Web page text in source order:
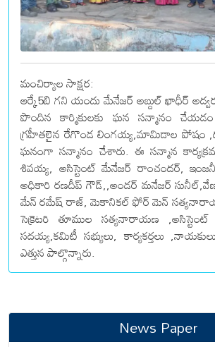
మంచిర్యాల సాక్షర:
ఆర్కే5బి గని యందు మేనేజర్ అబ్దుల్ ఖాధీర్
పొందిన కార్మికులకు ఘన సన్మానం
గ్రహీతలైన రేగొండ లింగయ్య,మామిడాల పోషం
ఘనంగా సన్మానం చేశారు. ఈ సన్మాన
శివయ్య, అసిస్టెంట్ మేనేజర్ రాంచందర్,
అధికారి రణదీప్ గౌడ్,,అండర్ మనేజర్
మేన్ రమేష్ రాజ్, మెకానికల్ ఫోర్ మెన్
సెక్రెటరి తూముల సత్యనారాయణ ,అసిస్టెంట్
సదయ్య,కమిటీ సభ్యులు, కార్యకర్తలు
ఎత్తున పాల్గొన్నారు.
News Paper